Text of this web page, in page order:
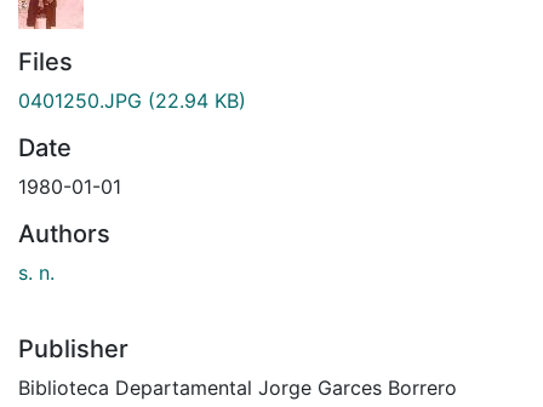
Files
0401250.JPG (22.94 KB)
Date
1980-01-01
Authors
s. n.
Publisher
Biblioteca Departamental Jorge Garces Borrero